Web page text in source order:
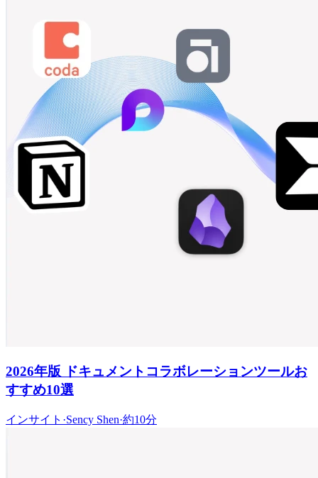
2026年版 ドキュメントコラボレーションツールお
すすめ10選
インサイト ·Sency Shen·約10分